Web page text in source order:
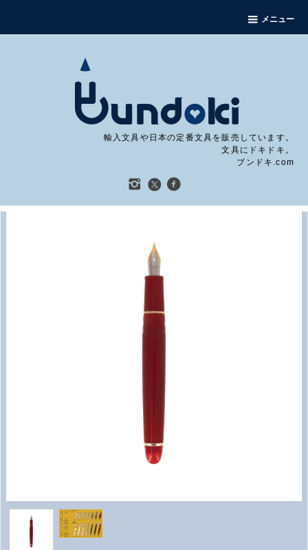
メニュー
輸入文具や日本の定番文具を販売しています。
文具にドキドキ。
ブンドキ.com